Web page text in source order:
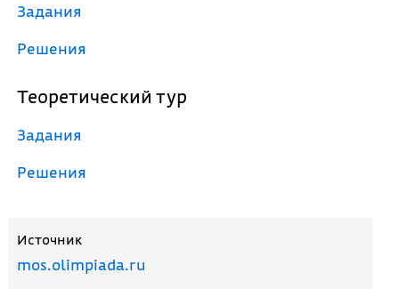
Задания
Решения
Теоретический тур
Задания
Решения
Источник
mos.olimpiada.ru